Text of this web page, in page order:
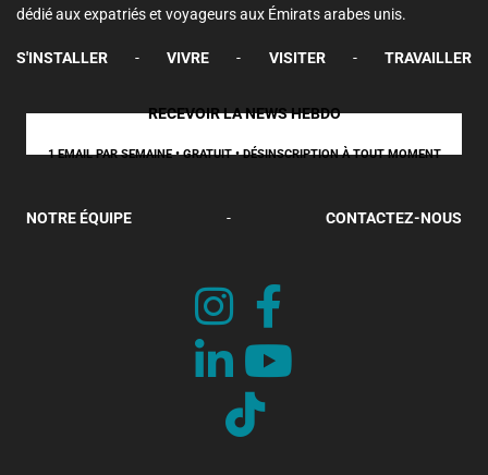
dédié aux expatriés et voyageurs aux Émirats arabes unis.
S'INSTALLER - VIVRE - VISITER - TRAVAILLER
RECEVOIR LA NEWS HEBDO
1 EMAIL PAR SEMAINE • GRATUIT • DÉSINSCRIPTION À TOUT MOMENT
NOTRE ÉQUIPE - CONTACTEZ-NOUS